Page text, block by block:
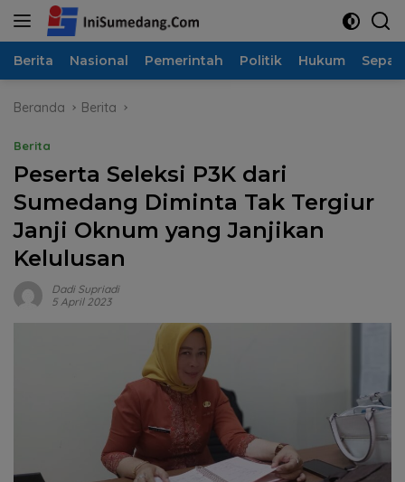
Langsung
Berita Nasional Pemerintah Politik Hukum
Beranda Berita
Berita
Peserta Seleksi P3K dari
Sumedang Diminta Tak Tergiur
Janji Oknum yang Janjikan
Kelulusan
Dadi Supriadi
5 April 2023